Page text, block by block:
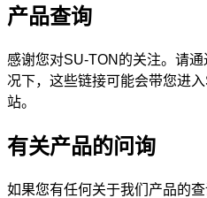
产品查询
感谢您对SU-TON的关注。请
况下，这些链接可能会带您进
站。
有关产品的问询
如果您有任何关于我们产品的